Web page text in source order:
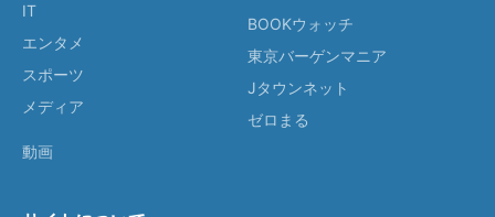
IT
エンタメ
スポーツ
メディア
動画
BOOKウォッチ
東京バーゲンマニア
Jタウンネット
ゼロまる